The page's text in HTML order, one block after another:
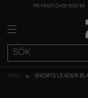
FRI FRAKT ÖVER 1000 KR
HEM SHORTS LEADER